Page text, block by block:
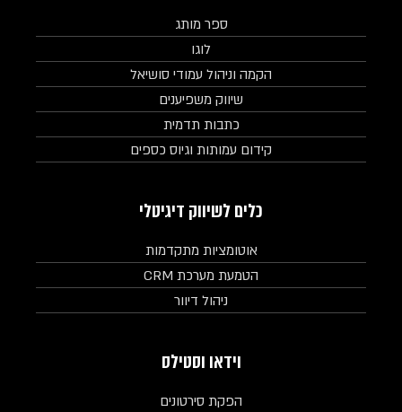
ספר מותג
לוגו
הקמה וניהול עמודי סושיאל
שיווק משפיענים
כתבות תדמית
קידום עמותות וגיוס כספים
כלים לשיווק דיגיטלי
אוטומציות מתקדמות
הטמעת מערכת CRM
ניהול דיוור
וידאו וסטילס
הפקת סירטונים